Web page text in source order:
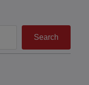
Search